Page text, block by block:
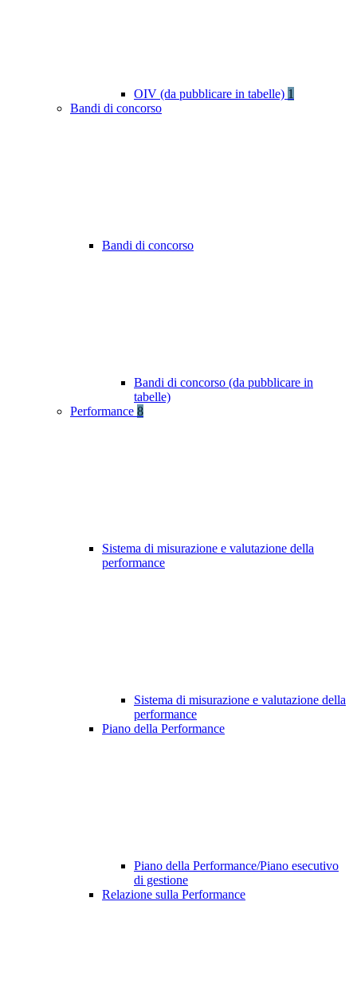
OIV (da pubblicare in tabelle) 1
Bandi di concorso
Bandi di concorso
Bandi di concorso (da pubblicare in
tabelle)
Performance 8
Sistema di misurazione e valutazione della
performance
Sistema di misurazione e valutazione della
performance
Piano della Performance
Piano della Performance/Piano esecutivo
di gestione
Relazione sulla Performance